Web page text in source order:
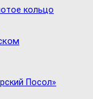
кольцо
Посол»